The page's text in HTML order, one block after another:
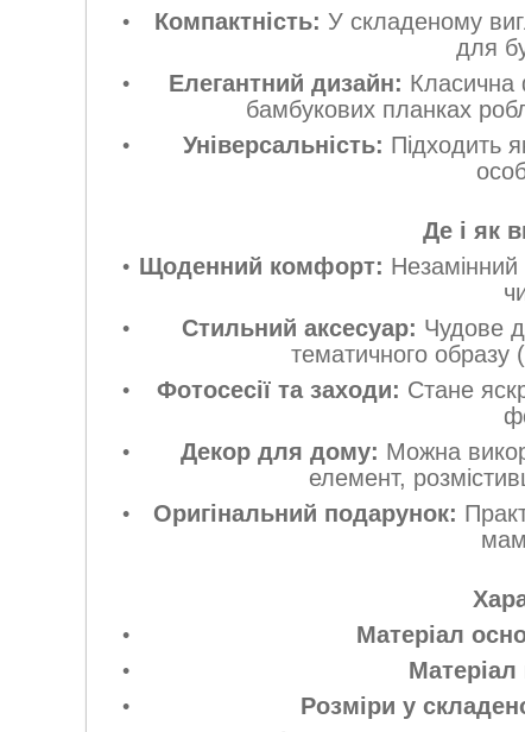
Компактність: У складеному
для
Елегантний дизайн: Класична
бамбукових планках
Універсальність: Підходить
Де і як
Щоденний комфорт: Незамінний
Стильний аксесуар: Чудове
тематичного образу
Фотосесії та заходи: Стане
Декор для дому: Можна
елемент,
Оригінальний подарунок:
Матеріал
Розміри у